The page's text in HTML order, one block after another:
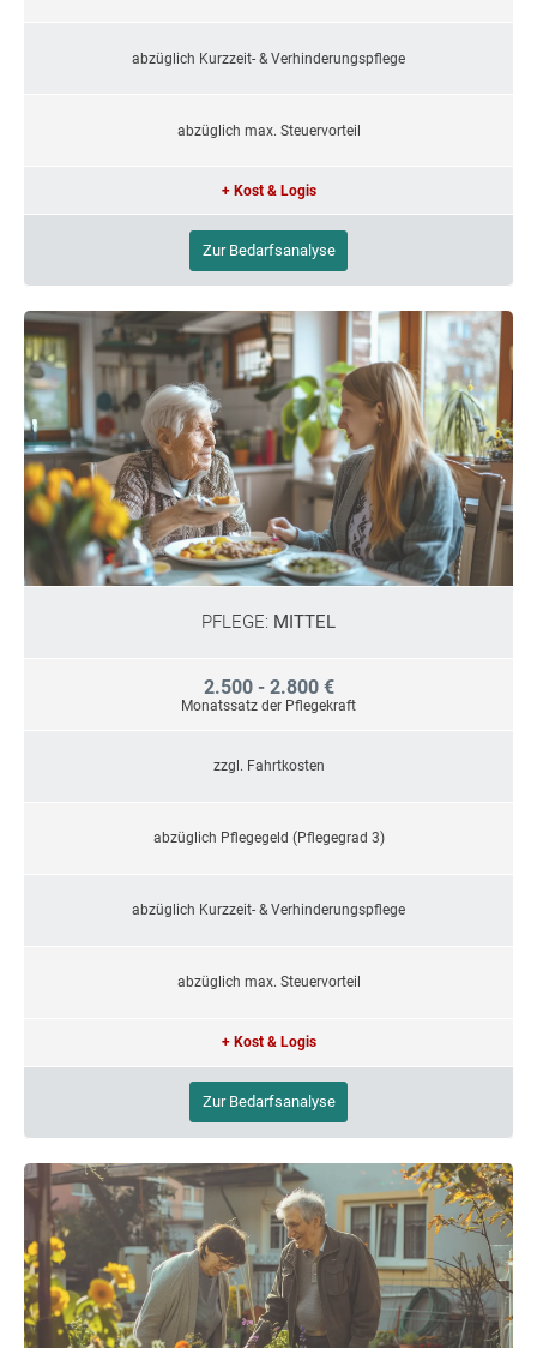
abzüglich Kurzzeit- & Verhinderungspflege
abzüglich max. Steuervorteil
+ Kost & Logis
Zur Bedarfsanalyse
PFLEGE: MITTEL
2.500 - 2.800 €
Monatssatz der Pflegekraft
zzgl. Fahrtkosten
abzüglich Pflegegeld (Pflegegrad 3)
abzüglich Kurzzeit- & Verhinderungspflege
abzüglich max. Steuervorteil
+ Kost & Logis
Zur Bedarfsanalyse